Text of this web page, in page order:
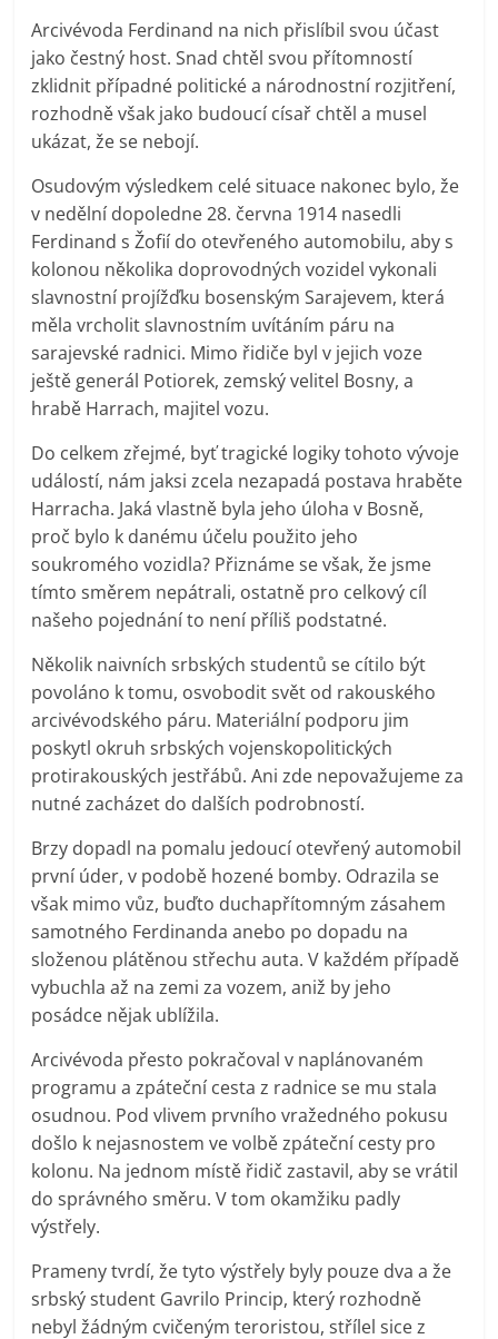
Arcivévoda Ferdinand na nich přislíbil svou účast
jako čestný host. Snad chtěl svou přítomností
zklidnit případné politické a národnostní rozjitření,
rozhodně však jako budoucí císař chtěl a musel
ukázat, že se nebojí.
Osudovým výsledkem celé situace nakonec bylo, že
v nedělní dopoledne 28. června 1914 nasedli
Ferdinand s Žofií do otevřeného automobilu, aby s
kolonou několika doprovodných vozidel vykonali
slavnostní projížďku bosenským Sarajevem, která
měla vrcholit slavnostním uvítáním páru na
sarajevské radnici. Mimo řidiče byl v jejich voze
ještě generál Potiorek, zemský velitel Bosny, a
hrabě Harrach, majitel vozu.
Do celkem zřejmé, byť tragické logiky tohoto vývoje
událostí, nám jaksi zcela nezapadá postava hraběte
Harracha. Jaká vlastně byla jeho úloha v Bosně,
proč bylo k danému účelu použito jeho
soukromého vozidla? Přiznáme se však, že jsme
tímto směrem nepátrali, ostatně pro celkový cíl
našeho pojednání to není příliš podstatné.
Několik naivních srbských studentů se cítilo být
povoláno k tomu, osvobodit svět od rakouského
arcivévodského páru. Materiální podporu jim
poskytl okruh srbských vojenskopolitických
protirakouských jestřábů. Ani zde nepovažujeme za
nutné zacházet do dalších podrobností.
Brzy dopadl na pomalu jedoucí otevřený automobil
první úder, v podobě hozené bomby. Odrazila se
však mimo vůz, buďto duchapřítomným zásahem
samotného Ferdinanda anebo po dopadu na
složenou plátěnou střechu auta. V každém případě
vybuchla až na zemi za vozem, aniž by jeho
posádce nějak ublížila.
Arcivévoda přesto pokračoval v naplánovaném
programu a zpáteční cesta z radnice se mu stala
osudnou. Pod vlivem prvního vražedného pokusu
došlo k nejasnostem ve volbě zpáteční cesty pro
kolonu. Na jednom místě řidič zastavil, aby se vrátil
do správného směru. V tom okamžiku padly
výstřely.
Prameny tvrdí, že tyto výstřely byly pouze dva a že
srbský student Gavrilo Princip, který rozhodně
nebyl žádným cvičeným teroristou, střílel sice z